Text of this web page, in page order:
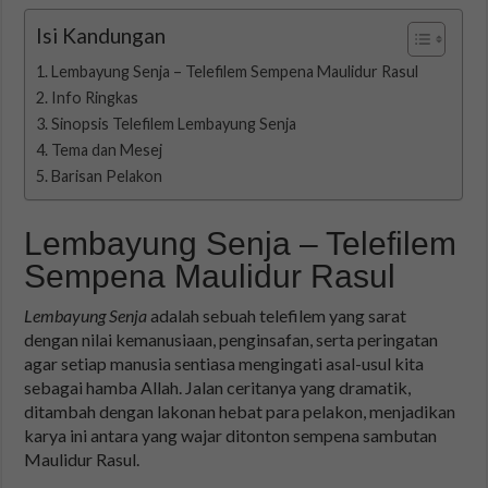
Isi Kandungan
Lembayung Senja – Telefilem Sempena Maulidur Rasul
Info Ringkas
Sinopsis Telefilem Lembayung Senja
Tema dan Mesej
Barisan Pelakon
Lembayung Senja – Telefilem
Sempena Maulidur Rasul
Lembayung Senjaadalah sebuah telefilem yang sarat
dengan nilai kemanusiaan, penginsafan, serta peringatan
agar setiap manusia sentiasa mengingati asal-usul kita
sebagai hamba Allah. Jalan ceritanya yang dramatik,
ditambah dengan lakonan hebat para pelakon, menjadikan
karya ini antara yang wajar ditonton sempena sambutan
Maulidur Rasul.